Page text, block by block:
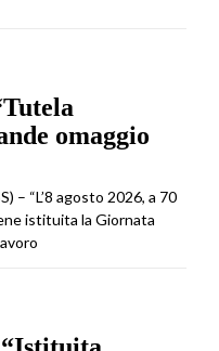
omaggio
– “L’8 agosto 2026, a 70
istituita la Giornata